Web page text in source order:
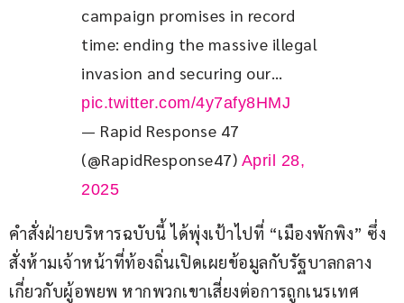
campaign promises in record
time: ending the massive illegal
invasion and securing our…
pic.twitter.com/4y7afy8HMJ
— Rapid Response 47
(@RapidResponse47) April 28,
2025
คำสั่งฝ่ายบริหารฉบับนี้ ได้พุ่งเป้าไปที่ “เมืองพักพิง” ซึ่ง
สั่งห้ามเจ้าหน้าที่ท้องถิ่นเปิดเผยข้อมูลกับรัฐบาลกลาง
เกี่ยวกับผู้อพยพ หากพวกเขาเสี่ยงต่อการถูกเนรเทศ